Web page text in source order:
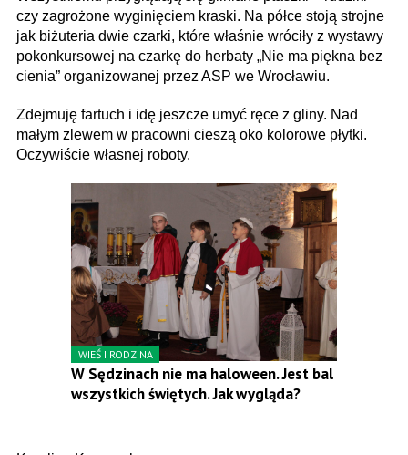
czy zagrożone wyginięciem kraski. Na półce stoją strojne
jak biżuteria dwie czarki, które właśnie wróciły z wystawy
pokonkursowej na czarkę do herbaty „Nie ma piękna bez
cienia” organizowanej przez ASP we Wrocławiu.
Zdejmuję fartuch i idę jeszcze umyć ręce z gliny. Nad
małym zlewem w pracowni cieszą oko kolorowe płytki.
Oczywiście własnej roboty.
WIEŚ I RODZINA
W Sędzinach nie ma haloween. Jest bal
wszystkich świętych. Jak wygląda?